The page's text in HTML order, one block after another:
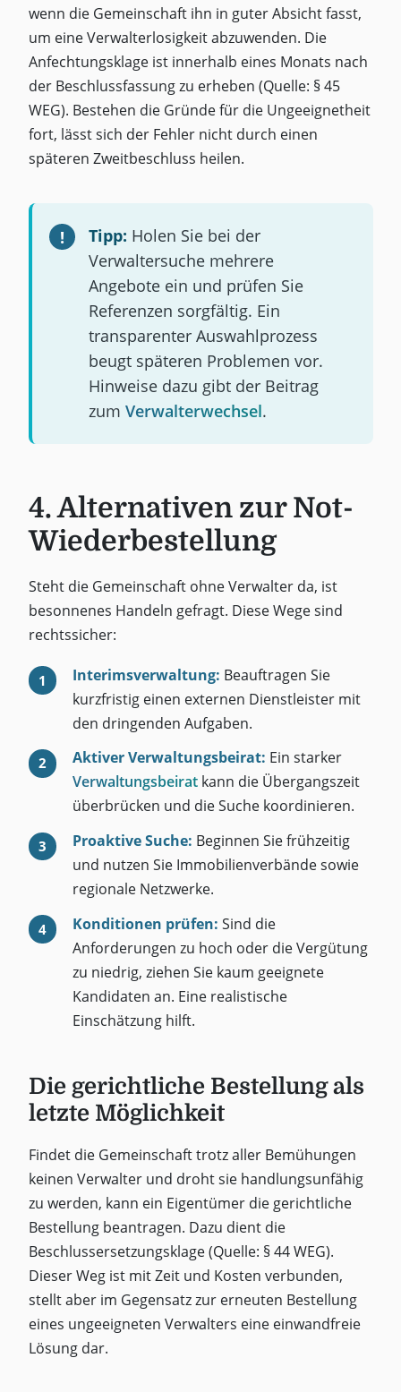
wenn die Gemeinschaft ihn in guter Absicht fasst,
um eine Verwalterlosigkeit abzuwenden. Die
Anfechtungsklage ist innerhalb eines Monats nach
der Beschlussfassung zu erheben (Quelle: § 45
WEG). Bestehen die Gründe für die Ungeeignetheit
fort, lässt sich der Fehler nicht durch einen
späteren Zweitbeschluss heilen.
Tipp: Holen Sie bei der
Verwaltersuche mehrere
Angebote ein und prüfen Sie
Referenzen sorgfältig. Ein
transparenter Auswahlprozess
beugt späteren Problemen vor.
Hinweise dazu gibt der Beitrag
zum Verwalterwechsel.
4. Alternativen zur Not-
Wiederbestellung
Steht die Gemeinschaft ohne Verwalter da, ist
besonnenes Handeln gefragt. Diese Wege sind
rechtssicher:
Interimsverwaltung: Beauftragen Sie
kurzfristig einen externen Dienstleister mit
den dringenden Aufgaben.
Aktiver Verwaltungsbeirat: Ein starker
Verwaltungsbeirat kann die Übergangszeit
überbrücken und die Suche koordinieren.
Proaktive Suche: Beginnen Sie frühzeitig
und nutzen Sie Immobilienverbände sowie
regionale Netzwerke.
Konditionen prüfen: Sind die
Anforderungen zu hoch oder die Vergütung
zu niedrig, ziehen Sie kaum geeignete
Kandidaten an. Eine realistische
Einschätzung hilft.
Die gerichtliche Bestellung als
letzte Möglichkeit
Findet die Gemeinschaft trotz aller Bemühungen
keinen Verwalter und droht sie handlungsunfähig
zu werden, kann ein Eigentümer die gerichtliche
Bestellung beantragen. Dazu dient die
Beschlussersetzungsklage (Quelle: § 44 WEG).
Dieser Weg ist mit Zeit und Kosten verbunden,
stellt aber im Gegensatz zur erneuten Bestellung
eines ungeeigneten Verwalters eine einwandfreie
Lösung dar.